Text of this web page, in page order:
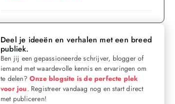
Deel je ideeën en verhalen met een breed
publiek.
Ben jij een gepassioneerde schrijver, blogger of
iemand met waardevolle kennis en ervaringen om
te delen? Onze blogsite is de perfecte plek
voor jou. Registreer vandaag nog en start direct
met publiceren!